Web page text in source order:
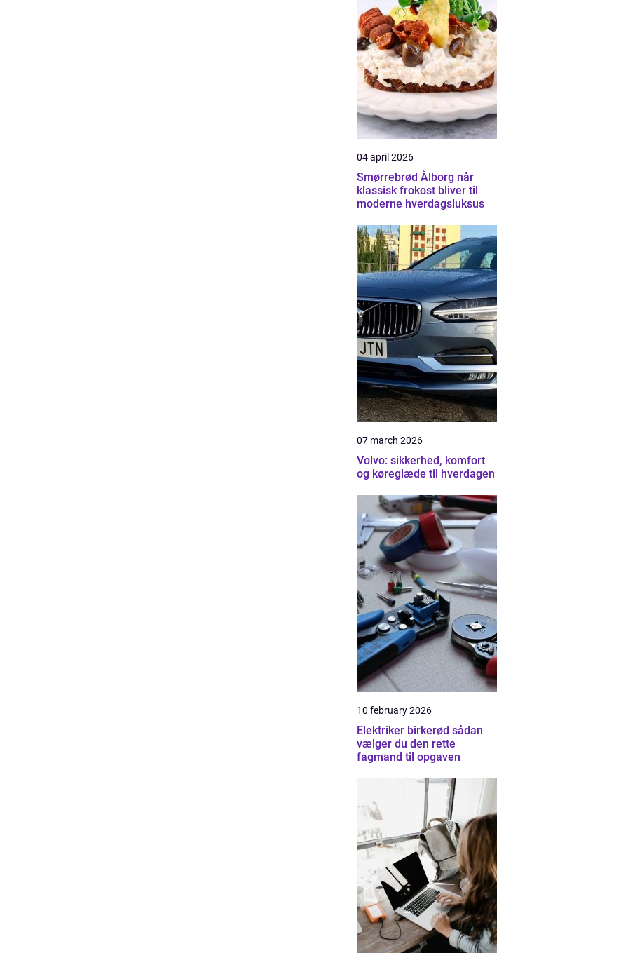
04 april 2026
Smørrebrød Ålborg når
klassisk frokost bliver til
moderne hverdagsluksus
07 march 2026
Volvo: sikkerhed, komfort
og køreglæde til hverdagen
10 february 2026
Elektriker birkerød sådan
vælger du den rette
fagmand til opgaven